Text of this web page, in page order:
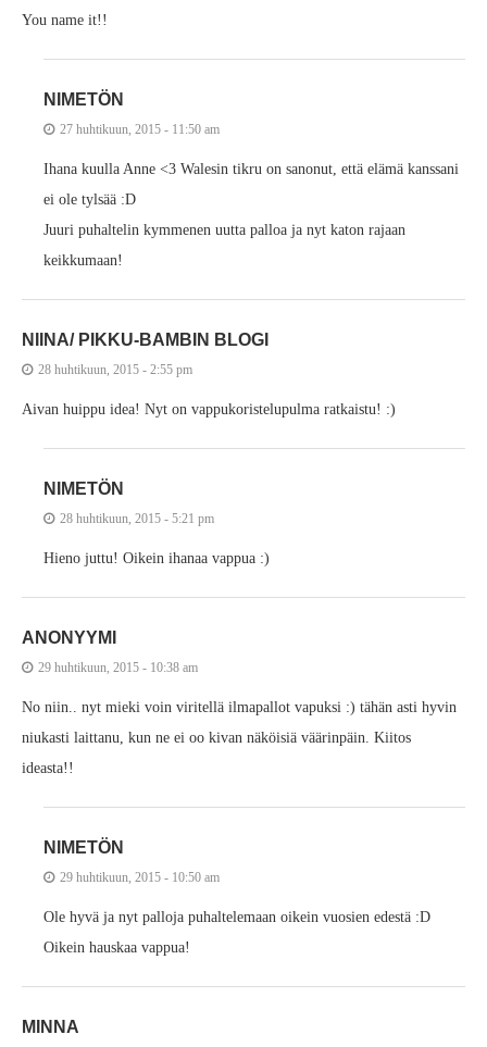
You name it!!
NIMETÖN
27 huhtikuun, 2015 - 11:50 am
Ihana kuulla Anne <3 Walesin tikru on sanonut, että elämä kanssani
ei ole tylsää :D
Juuri puhaltelin kymmenen uutta palloa ja nyt katon rajaan
keikkumaan!
NIINA/ PIKKU-BAMBIN BLOGI
28 huhtikuun, 2015 - 2:55 pm
Aivan huippu idea! Nyt on vappukoristelupulma ratkaistu! :)
NIMETÖN
28 huhtikuun, 2015 - 5:21 pm
Hieno juttu! Oikein ihanaa vappua :)
ANONYYMI
29 huhtikuun, 2015 - 10:38 am
No niin.. nyt mieki voin viritellä ilmapallot vapuksi :) tähän asti hyvin
niukasti laittanu, kun ne ei oo kivan näköisiä väärinpäin. Kiitos
ideasta!!
NIMETÖN
29 huhtikuun, 2015 - 10:50 am
Ole hyvä ja nyt palloja puhaltelemaan oikein vuosien edestä :D
Oikein hauskaa vappua!
MINNA